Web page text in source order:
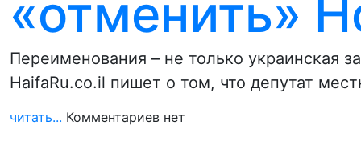
«отменить»
Переименования – не только украинская
HaifaRu.co.il пишет о том, что депутат
читать... Комментариев нет